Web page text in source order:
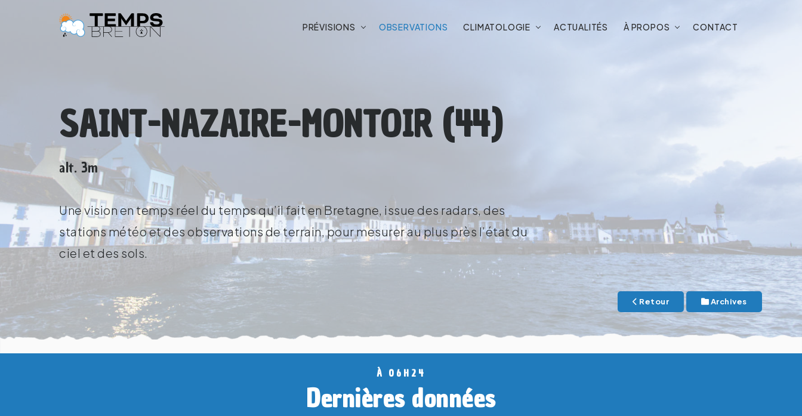
PRÉVISIONS OBSERVATIONS CLIMATOLOGIE ACTUALITÉS À PROPOS CONTACT
SAINT-NAZAIRE-MONTOIR (44)
alt. 3m
Une vision en temps réel du temps qu’il fait en Bretagne, issue des radars, des
stations météo et des observations de terrain, pour mesurer au plus près l’état du
ciel et des sols.
Retour Archives
À 06H24
Dernières données